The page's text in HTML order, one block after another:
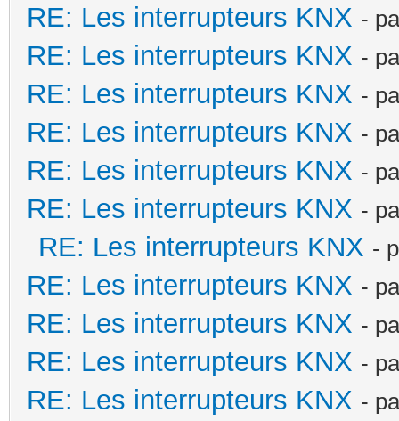
RE: Les interrupteurs KNX -
RE: Les interrupteurs KNX -
RE: Les interrupteurs KNX -
RE: Les interrupteurs KNX -
RE: Les interrupteurs KNX -
RE: Les interrupteurs KNX -
RE: Les interrupteurs KNX -
RE: Les interrupteurs KNX -
RE: Les interrupteurs KNX -
RE: Les interrupteurs KNX -
RE: Les interrupteurs KNX -